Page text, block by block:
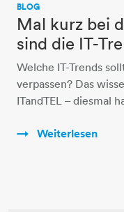
BLOG
Mal kurz bei
sind die IT-
Welche IT-Trends
verpassen? Das
ITandTEL – diesmal
Weiterlesen